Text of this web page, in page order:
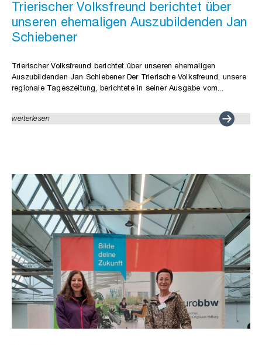
Trierischer Volksfreund berichtet über
unseren ehemaligen Auszubildenden Jan
Schiebener
Trierischer Volksfreund berichtet über unseren ehemaligen
Auszubildenden Jan Schiebener Der Trierische Volksfreund, unsere
regionale Tageszeitung, berichtete in seiner Ausgabe vom...
weiterlesen